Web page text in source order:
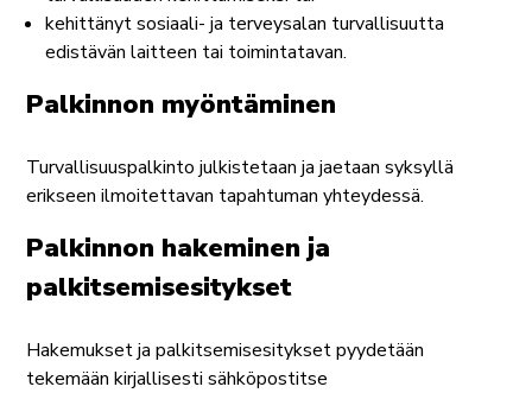
kehittänyt sosiaali- ja terveysalan turvallisuutta
edistävän laitteen tai toimintatavan.
Palkinnon myöntäminen
Turvallisuuspalkinto julkistetaan ja jaetaan syksyllä
erikseen ilmoitettavan tapahtuman yhteydessä.
Palkinnon hakeminen ja
palkitsemisesitykset
Hakemukset ja palkitsemisesitykset pyydetään
tekemään kirjallisesti sähköpostitse